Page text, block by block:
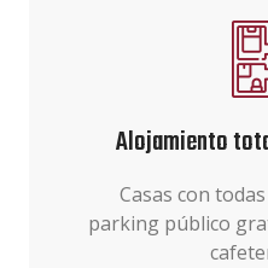
Alojamiento
Casas con
parking público